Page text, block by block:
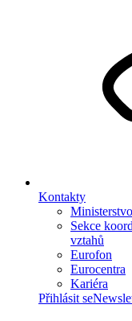
Kontakty
Sekce
vztahů
Eurofon
Eurocentra
Kariéra
Přihlásit se